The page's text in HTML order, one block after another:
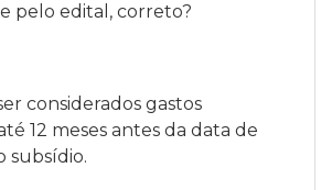
pelo edital, correto?
considerados gastos
12 meses antes da data de
subsídio.